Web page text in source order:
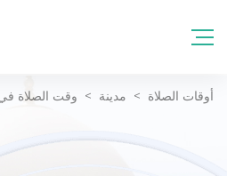
أوقات الصلاة > مدينة > وقت الصلاة في